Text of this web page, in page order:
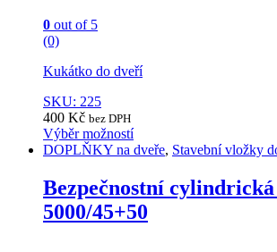
0 out of 5
(0)
Kukátko do dveří
SKU: 225
400 Kč bez DPH
Výběr možností
This
has
multiple
variants.
DOPLŇKY na dveře, Stavební vložky
Bezpečnostní
5000/45+50